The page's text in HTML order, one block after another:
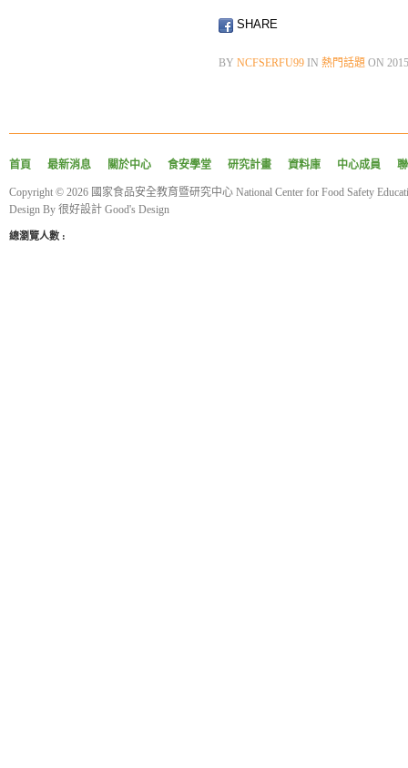
SHARE
BY NCFSERFU99 IN 熱門話題 ON
首頁 最新消息 關於中心 食安學堂 研究計畫 資料庫 中心成員
Copyright © 2026 國家食品安全教育暨研究中心 National Center for Food Safety
Design By 很好設計 Good's Design
總瀏覽人數 :